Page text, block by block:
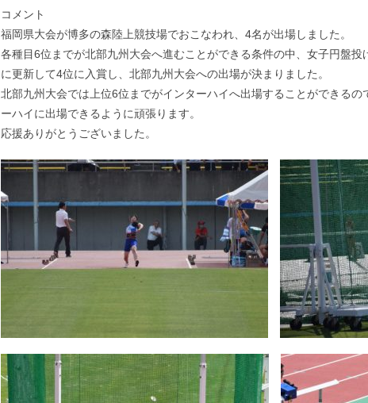
コメント
福岡県大会が博多の森陸上競技場でおこなわれ、4名が出場しました。
各種目6位までが北部九州大会へ進むことができる条件の中、女子円盤
に更新して4位に入賞し、北部九州大会への出場が決まりました。
北部九州大会では上位6位までがインターハイへ出場することができる
ーハイに出場できるように頑張ります。
応援ありがとうございました。